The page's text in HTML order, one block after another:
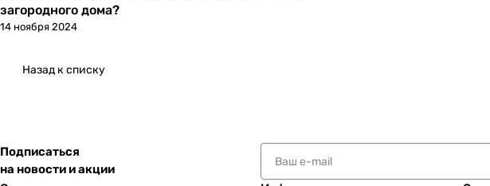
загородного дома?
14 ноября 2024
Назад к списку
Подписаться
на новости и акции